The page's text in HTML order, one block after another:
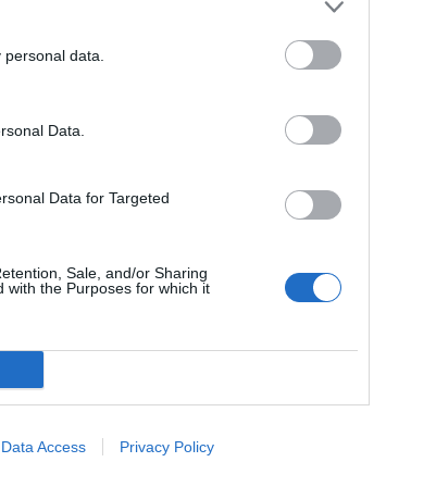
data.
Data.
Data for Targeted
Sale, and/or Sharing
with the Purposes for which it
Data Access Privacy Policy
los pecados
a Biarritz y
tango en París,
o a las finas
y es un
unas tazas y platos
el puente de
sus compras
decía el abuelo, en
de que nunca fuimos